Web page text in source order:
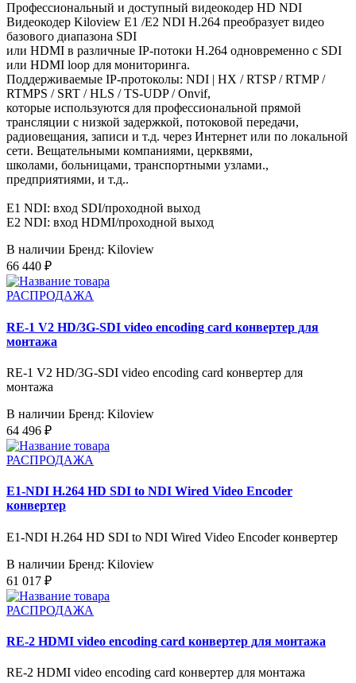
Профессиональный и доступный видеокодер HD NDI
Видеокодер Kiloview E1 /E2 NDI H.264 преобразует видео
базового диапазона SDI
или HDMI в различные IP-потоки H.264 одновременно с SDI
или HDMI loop для мониторинга.
Поддерживаемые IP-протоколы: NDI | HX / RTSP / RTMP /
RTMPS / SRT / HLS / TS-UDP / Onvif,
которые используются для профессиональной прямой
трансляции с низкой задержкой, потоковой передачи,
радиовещания, записи и т.д. через Интернет или по локальной
сети. Вещательными компаниями, церквями,
школами, больницами, транспортными узлами.,
предприятиями, и т.д..
E1 NDI: вход SDI/проходной выход
E2 NDI: вход HDMI/проходной выход
В наличии Бренд: Kiloview
66 440 ₽
РАСПРОДАЖА
RE-1 V2 HD/3G-SDI video encoding card конвертер для
монтажа
RE-1 V2 HD/3G-SDI video encoding card конвертер для
монтажа
В наличии Бренд: Kiloview
64 496 ₽
РАСПРОДАЖА
E1-NDI H.264 HD SDI to NDI Wired Video Encoder
конвертер
E1-NDI H.264 HD SDI to NDI Wired Video Encoder конвертер
В наличии Бренд: Kiloview
61 017 ₽
РАСПРОДАЖА
RE-2 HDMI video encoding card конвертер для монтажа
RE-2 HDMI video encoding card конвертер для монтажа